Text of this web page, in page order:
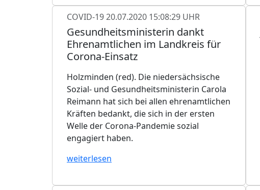
COVID-1920.07.2020 15:08:29 UHR
Gesundheitsministerin dankt
Ehrenamtlichen im Landkreis für
Corona-Einsatz
Holzminden (red). Die niedersächsische
Sozial- und Gesundheitsministerin Carola
Reimann hat sich bei allen ehrenamtlichen
Kräften bedankt, die sich in der ersten
Welle der Corona-Pandemie sozial
engagiert haben.
weiterlesen